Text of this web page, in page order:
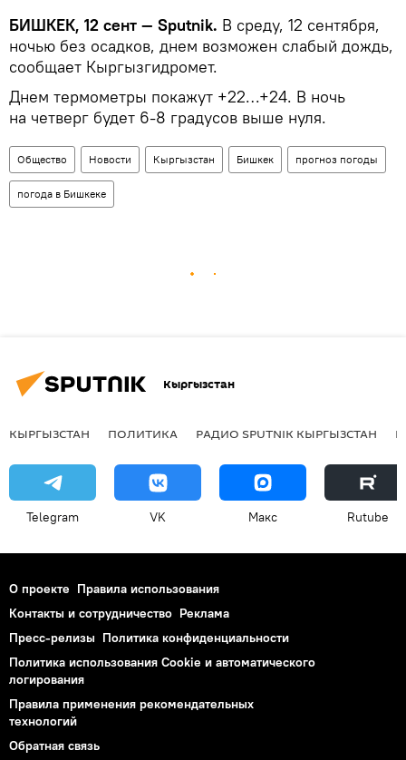
БИШКЕК, 12 сент — Sputnik. В среду, 12 сентября,
ночью без осадков, днем возможен слабый дождь,
сообщает Кыргызгидромет.
Днем термометры покажут +22…+24. В ночь
на четверг будет 6-8 градусов выше нуля.
Общество Новости Кыргызстан Бишкек прогноз погоды
погода в Бишкеке
Кыргызстан
КЫРГЫЗСТАН ПОЛИТИКА РАДИО SPUTNIK КЫРГЫЗСТАН
Telegram VK Макс Rutube
О проекте Правила использования
Контакты и сотрудничество Реклама
Пресс-релизы Политика конфиденциальности
Политика использования Cookie и автоматического
логирования
Правила применения рекомендательных
технологий
Обратная связь